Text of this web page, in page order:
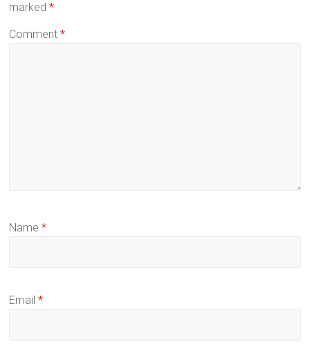
marked*
Comment*
Name*
Email*